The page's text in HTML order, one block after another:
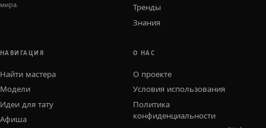
мира.
Тренды
Знания
НАВИГАЦИЯ
Найти мастера
Модели
Идеи для тату
Афиша
О НАС
О проекте
Условия использования
Политика
конфиденциальности